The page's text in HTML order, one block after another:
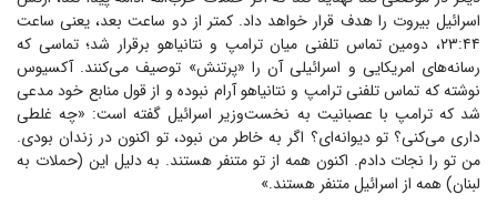
اسرائیل بیروت را هدف قرار خواهد داد. کمتر از دو ساعت بعد، یعنی ساعت
۲۳:۴۴، دومین تماس تلفنی میان ترامپ و نتانیاهو برقرار شد؛ تماسی که
رسانه‌های امریکایی و اسرائیلی آن را «پرتنش» توصیف می‌کنند. آکسیوس
نوشته که تماس تلفنی ترامپ و نتانیاهو آرام نبوده و از قول منابع خود مدعی
شد که ترامپ با عصبانیت به نخست‌وزیر اسرائیل گفته است: «چه غلطی
داری می‌کنی؟ تو دیوانه‌ای؟ اگر به خاطر من نبود، تو اکنون در زندان بودی.
من تو را نجات دادم. اکنون همه از تو متنفر هستند. به دلیل این (حملات به
لبنان) همه از اسرائیل متنفر هستند.»